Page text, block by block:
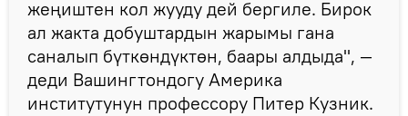
жеңиштен кол жууду дей бергиле. Бирок
ал жакта добуштардын жарымы гана
саналып бүткөндүктөн, баары алдыда", —
деди Вашингтондогу Америка
институтунун профессору Питер Кузник.